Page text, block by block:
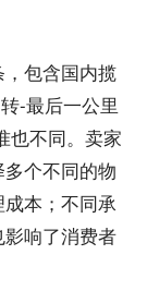
包含国内揽
-最后一公里
也不同。卖家
个不同的物
本；不同承
响了消费者